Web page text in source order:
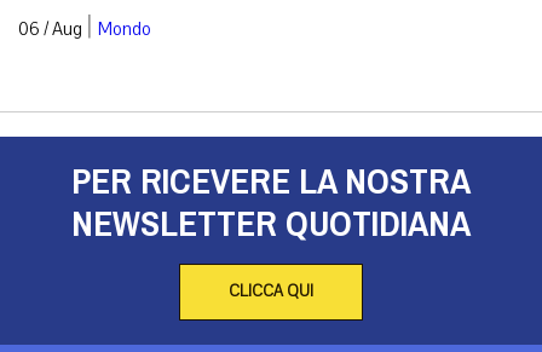
06 / Aug | Mondo
PER RICEVERE LA NOSTRA
NEWSLETTER QUOTIDIANA
CLICCA QUI